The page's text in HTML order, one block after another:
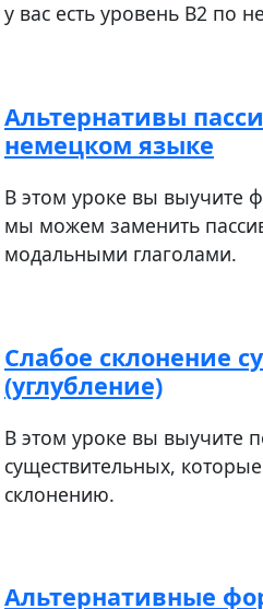
у вас есть уровень В2 по
Альтернативы
немецком языке
В этом уроке вы выучите
мы можем заменить
модальными глаголами.
Слабое склонение
(углубление)
В этом уроке вы выучите
существительных,
склонению.
Альтернативные